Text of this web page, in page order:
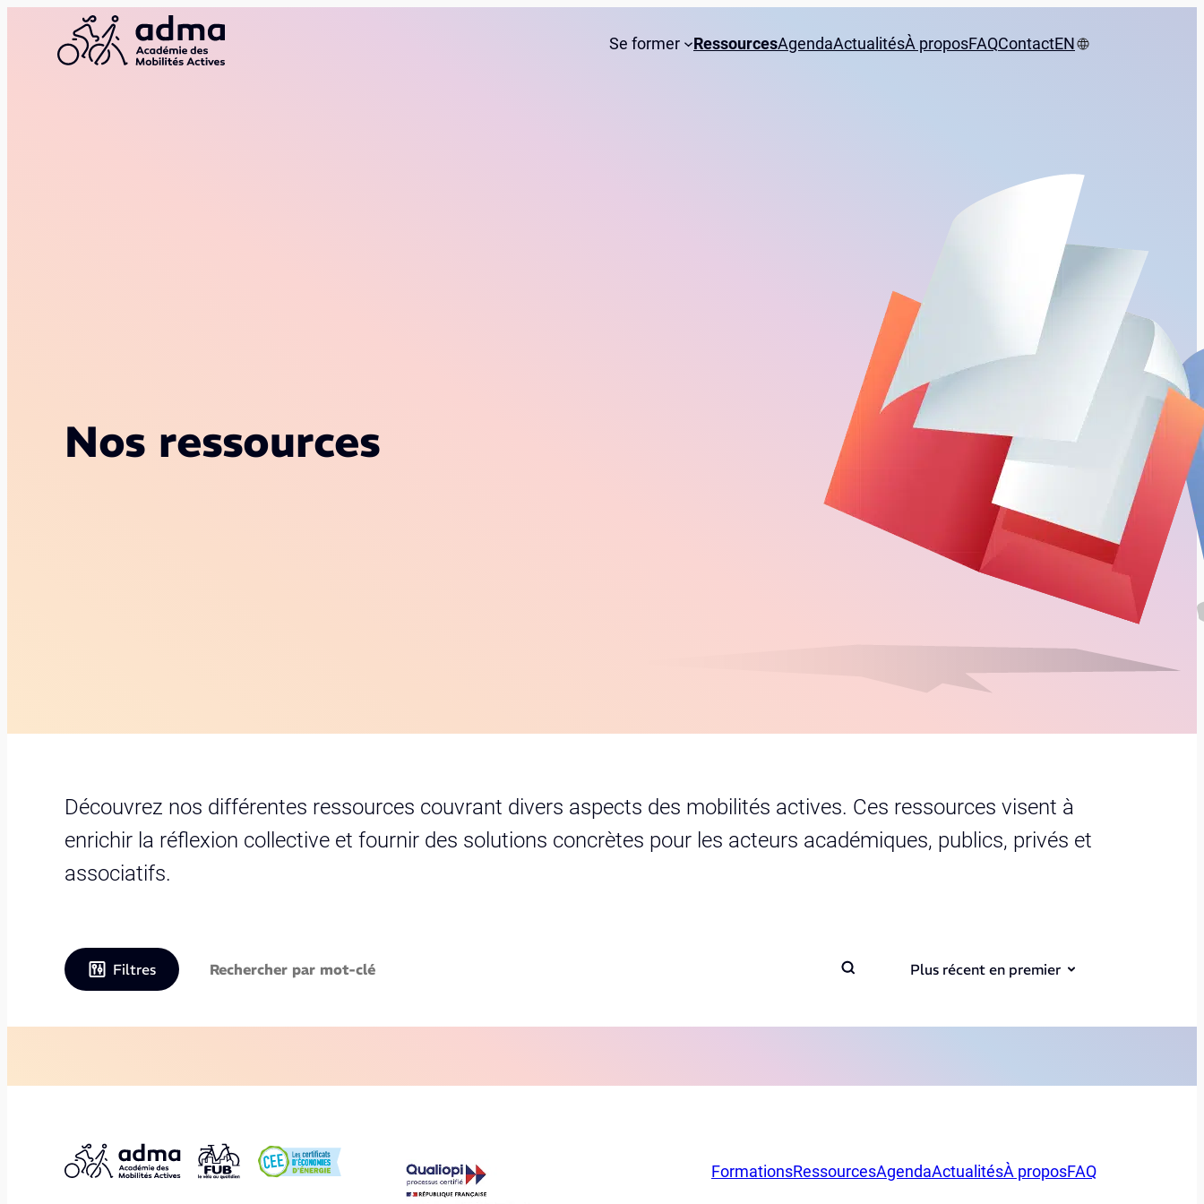
Se former RessourcesAgendaActualitésÀ proposFAQContactEN
Nos ressources
Découvrez nos différentes ressources couvrant divers aspects des mobilités actives. Ces ressources visent à
enrichir la réflexion collective et fournir des solutions concrètes pour les acteurs académiques, publics, privés et
associatifs.
Filtres Plus récent en premier
FormationsRessourcesAgendaActualitésÀ proposFAQ